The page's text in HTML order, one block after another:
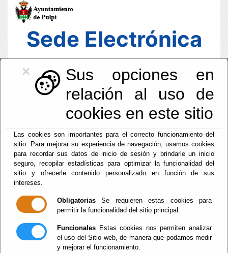
×
Sus opciones en
relación al uso de
cookies en este sitio
Las cookies son importantes para el correcto funcionamiento del
sitio. Para mejorar su experiencia de navegación, usamos cookies
para recordar sus datos de inicio de sesión y brindarle un inicio
seguro, recopilar estadísticas para optimizar la funcionalidad del
sitio y ofrecerle contenido personalizado en función de sus
intereses.
Obligatorias Se requieren estas cookies para
permitir la funcionalidad del sitio principal.
Funcionales Estas cookies nos permiten analizar
el uso del Sitio web, de manera que podamos medir
y mejorar el funcionamiento.
Sede Electrónica
12:38:12
Sab, 8 Agosto 2026
- Tablón de anuncios de actualidad